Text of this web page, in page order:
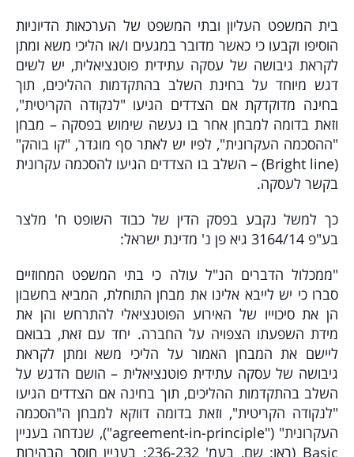
בית המשפט העליון ובתי המשפט של הערכאות הדיוניות
הוסיפו וקבעו כי כאשר מדובר במגעים ו/או הליכי משא ומתן
לקראת גיבושה של עסקה עתידית פוטנציאלית, יש לשים
דגש מיוחד על בחינת השלב בהתקדמות ההליכים, תוך
בחינה מדוקדקת אם הצדדים הגיעו "לנקודה הקריטית",
וזאת בדומה למבחן אחר בו נעשה שימוש בפסקה – מבחן
"ההסכמה העקרונית", לפיו יש לאתר סף מוגדר, "קו בוהק"
(Bright line) – השלב בו הצדדים הגיעו להסכמה עקרונית
בקשר לעסקה.
כך למשל נקבע בפסק הדין של כבוד השופט ח' מלצר
בע"פ 3164/14
גיא פן נ' מדינת ישראל:
"ממכלול הדברים הנ"ל עולה כי בתי המשפט המחוזיים
סברו כי יש לייבא אלינו את מבחן התוחלת, המביא בחשבון
הן את סיכוייו של האירוע הפוטנציאלי להתרחש והן את
מידת השפעתו הצפויה על החברה. יחד עם זאת, בבואם
ליישם את המבחן האמור על הליכי משא ומתן לקראת
גיבושה של עסקה עתידית פוטנציאלית – הושם הדגש על
השלב בהתקדמות ההליכים, תוך בחינה אם הצדדים הגיעו
"לנקודה הקריטית", וזאת בדומה דווקא למבחן ה"הסכמה
העקרונית" ("agreement-in-principle"), שנדחה בעניין
Basic (ראו: שם, בעמ' 236-232; בעניין חוסר הבהירות